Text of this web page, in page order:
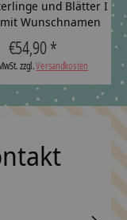
und Blätter I
Wunschnamen
€54,90 *
zzgl.Versandkosten